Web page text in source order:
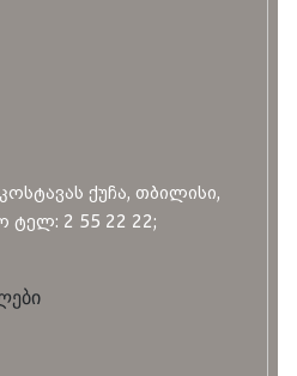
ქუჩა, თბილისი,
ტელ: 2 55 22 22;